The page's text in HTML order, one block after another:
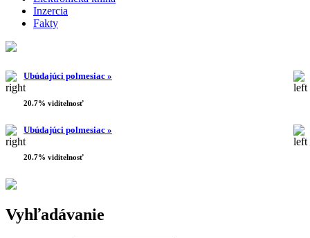
Inzercia
Fakty
Ubúdajúci polmesiac »
20.7% viditelnosť
Ubúdajúci polmesiac »
20.7% viditelnosť
Vyhľadávanie